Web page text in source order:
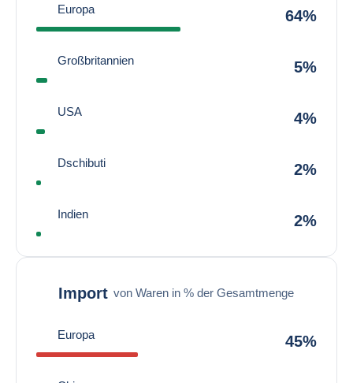
Europa 64%
Großbritannien 5%
USA 4%
Dschibuti 2%
Indien 2%
Import von Waren in % der Gesamtmenge
Europa 45%